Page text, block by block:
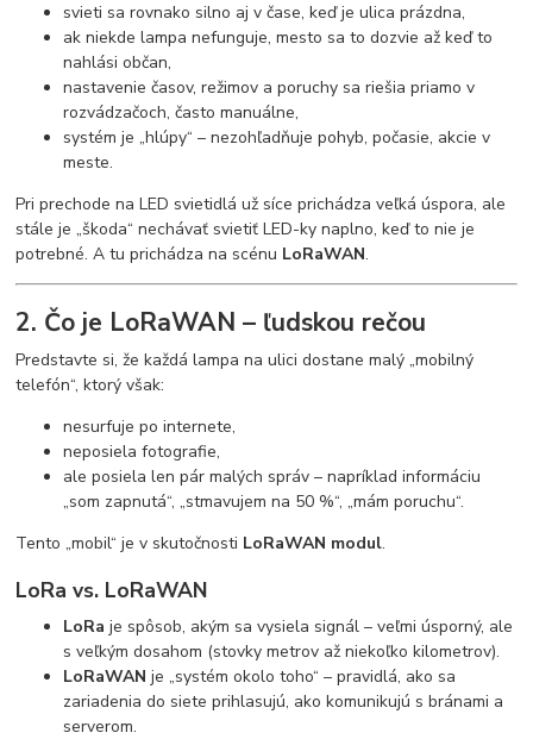
svieti sa rovnako silno aj v čase, keď je ulica prázdna,
ak niekde lampa nefunguje, mesto sa to dozvie až keď to
nahlási občan,
nastavenie časov, režimov a poruchy sa riešia priamo v
rozvádzačoch, často manuálne,
systém je „hlúpy“ – nezohľadňuje pohyb, počasie, akcie v
meste.
Pri prechode na LED svietidlá už síce prichádza veľká úspora, ale
stále je „škoda“ nechávať svietiť LED-ky naplno, keď to nie je
potrebné. A tu prichádza na scénu LoRaWAN.
2. Čo je LoRaWAN – ľudskou rečou
Predstavte si, že každá lampa na ulici dostane malý „mobilný
telefón“, ktorý však:
nesurfuje po internete,
neposiela fotografie,
ale posiela len pár malých správ – napríklad informáciu
„som zapnutá“, „stmavujem na 50 %“, „mám poruchu“.
Tento „mobil“ je v skutočnosti LoRaWAN modul.
LoRa vs. LoRaWAN
LoRa je spôsob, akým sa vysiela signál – veľmi úsporný, ale
s veľkým dosahom (stovky metrov až niekoľko kilometrov).
LoRaWAN je „systém okolo toho“ – pravidlá, ako sa
zariadenia do siete prihlasujú, ako komunikujú s bránami a
serverom.